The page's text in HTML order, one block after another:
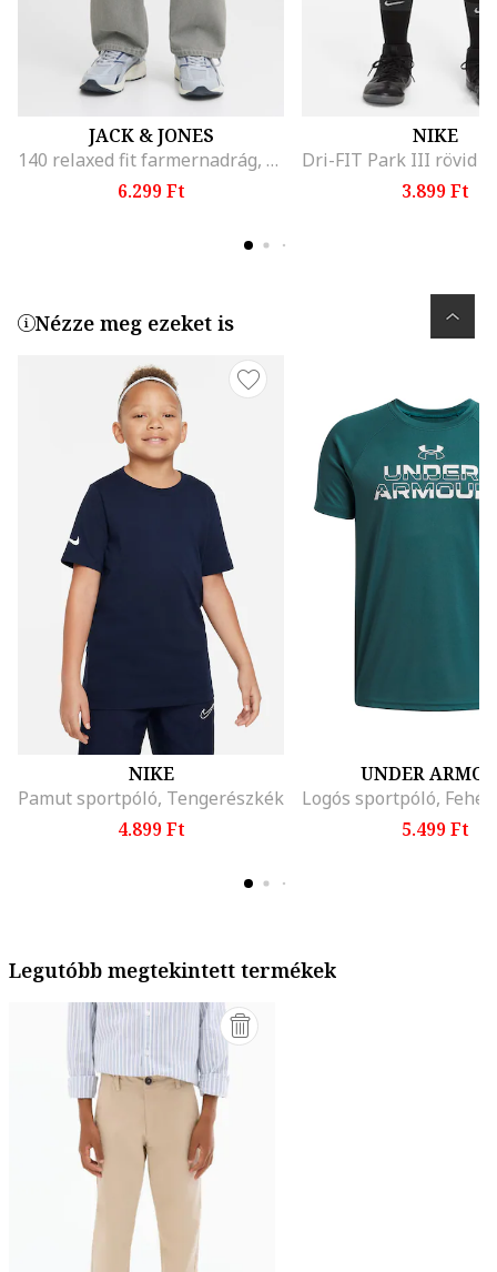
JACK & JONES
140 relaxed fit farmernadrág, Világosszürke
6.299 Ft
NIKE
3.899 Ft
Nézze meg ezeket is
NIKE
Pamut sportpóló, Tengerészkék
4.899 Ft
UNDER
5.499 Ft
Legutóbb megtekintett termékek